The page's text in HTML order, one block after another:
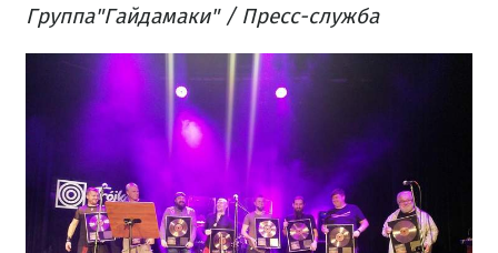
Группа"Гайдамаки" / Пресс-служба